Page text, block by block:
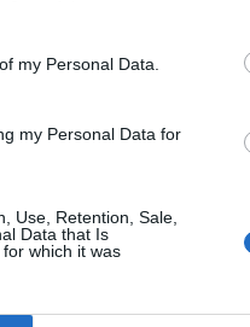
my Personal Data.
my Personal Data for
Use, Retention, Sale,
Data that Is
which it was
etap na Mont